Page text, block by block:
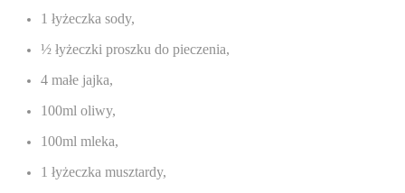
1 łyżeczka sody,
½ łyżeczki proszku do pieczenia,
4 małe jajka,
100ml oliwy,
100ml mleka,
1 łyżeczka musztardy,